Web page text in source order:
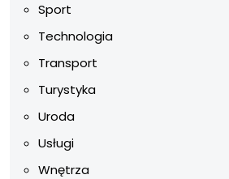
Sport
Technologia
Transport
Turystyka
Uroda
Usługi
Wnętrza